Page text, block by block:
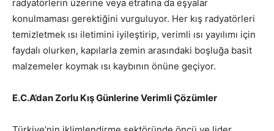
radyatörlerin üzerine veya etrafına da eşyalar
konulmaması gerektiğini vurguluyor. Her kış radyatörleri
temizletmek ısı iletimini iyileştirip, verimli ısı yayılımı için
faydalı olurken, kapılarla zemin arasındaki boşluğa basit
malzemeler koymak ısı kaybının önüne geçiyor.
E.C.A’dan Zorlu Kış Günlerine Verimli Çözümler